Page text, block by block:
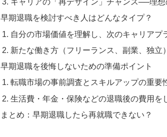
早期退職を検討すべき人はどんなタイプ？
自分の市場価値を理解し、次のキャリアプ
新たな働き方（フリーランス、副業、独立
早期退職を後悔しないための準備ポイント
転職市場の事前調査とスキルアップの重要
生活費・年金・保険などの退職後の費用を
まとめ：早期退職したら再就職できない？